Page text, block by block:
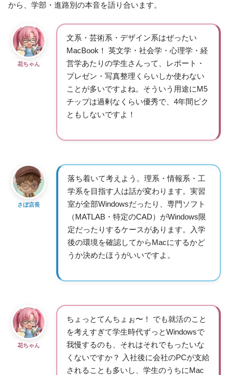
から、学部・進路別の本音を語り合います。
花ちゃん
文系・芸術系・デザイン系はぜったい
MacBook！ 英文学・社会学・心理学・経
営学あたりの学生さんって、レポート・
プレゼン・写真整理くらいしか使わない
ことが多いですよね。そういう用途にM5
チップは過剰なくらい優秀で、4年間ビク
ともしないですよ！
さぼ店長
落ち着いて考えよう。理系・情報系・工
学系を目指す人は話が変わります。実習
室が全部Windowsだったり、専門ソフト
（MATLAB・特定のCAD）がWindows限
定だったりするケースがあります。入学
後の環境を確認してからMacにするかど
うか決めたほうがいいですよ。
花ちゃん
ちょっとてんちょぉ〜！ でも就活のこと
を考えすぎて学生時代ずっとWindowsで
我慢するのも、それはそれでもったいな
くないですか？ 入社後に会社のPCが支給
されることも多いし、学生のうちにMac